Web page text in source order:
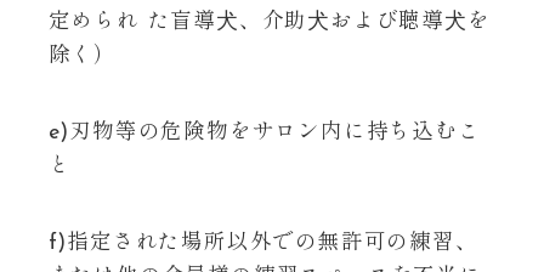
定められ た盲導⽝、介助⽝および聴導⽝を
除く）
e)刃物等の危険物をサロン内に持ち込むこ
と
f)指定された場所以外での無許可の練習、